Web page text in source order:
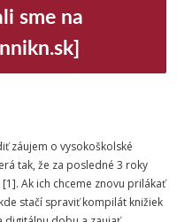
sme na
záujem o vysokoškolské
tak, že za posledné 3 roky
Ak ich chceme znovu prilákať
stačí spraviť kompilát knižiek